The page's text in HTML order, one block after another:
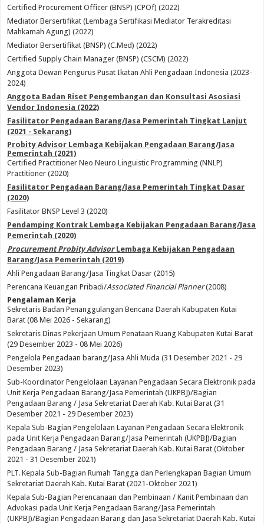
Certified Procurement Officer (BNSP) (CPOf) (2022)
Mediator Bersertifikat (Lembaga Sertifikasi Mediator Terakreditasi
Mahkamah Agung) (2022)
Mediator Bersertifikat (BNSP) (C.Med) (2022)
Certified Supply Chain Manager (BNSP) (CSCM) (2022)
Anggota Dewan Pengurus Pusat Ikatan Ahli Pengadaan Indonesia (2023-
2024)
Anggota Badan Riset Pengembangan dan Konsultasi Asosiasi
Vendor Indonesia (2022)
Fasilitator Pengadaan Barang/Jasa Pemerintah Tingkat Lanjut
(2021 - Sekarang)
Probity Advisor Lembaga Kebijakan Pengadaan Barang/Jasa
Pemerintah (2021)
Certified Practitioner Neo Neuro Linguistic Programming (NNLP)
Practitioner (2020)
Fasilitator Pengadaan Barang/Jasa Pemerintah Tingkat Dasar
(2020)
Fasilitator BNSP Level 3 (2020)
Pendamping Kontrak Lembaga Kebijakan Pengadaan Barang/Jasa
Pemerintah (2020)
Procurement Probity Advisor Lembaga Kebijakan Pengadaan
Barang/Jasa Pemerintah (2019)
Ahli Pengadaan Barang/Jasa Tingkat Dasar (2015)
Perencana Keuangan Pribadi/Associated Financial Planner(2008)
Pengalaman Kerja
Sekretaris Badan Penanggulangan Bencana Daerah Kabupaten Kutai
Barat (08 Mei 2026 - Sekarang)
Sekretaris Dinas Pekerjaan Umum Penataan Ruang Kabupaten Kutai Barat
(29 Desember 2023 - 08 Mei 2026)
Pengelola Pengadaan barang/Jasa Ahli Muda (31 Desember 2021 - 29
Desember 2023)
Sub-Koordinator Pengelolaan Layanan Pengadaan Secara Elektronik pada
Unit Kerja Pengadaan Barang/Jasa Pemerintah (UKPBJ)/Bagian
Pengadaan Barang / Jasa Sekretariat Daerah Kab. Kutai Barat (31
Desember 2021 - 29 Desember 2023)
Kepala Sub-Bagian Pengelolaan Layanan Pengadaan Secara Elektronik
pada Unit Kerja Pengadaan Barang/Jasa Pemerintah (UKPBJ)/Bagian
Pengadaan Barang / Jasa Sekretariat Daerah Kab. Kutai Barat (Oktober
2021 - 31 Desember 2021)
PLT. Kepala Sub-Bagian Rumah Tangga dan Perlengkapan Bagian Umum
Sekretariat Daerah Kab. Kutai Barat (2021-Oktober 2021)
Kepala Sub-Bagian Perencanaan dan Pembinaan / Kanit Pembinaan dan
Advokasi pada Unit Kerja Pengadaan Barang/Jasa Pemerintah
(UKPBJ)/Bagian Pengadaan Barang dan Jasa Sekretariat Daerah Kab. Kutai